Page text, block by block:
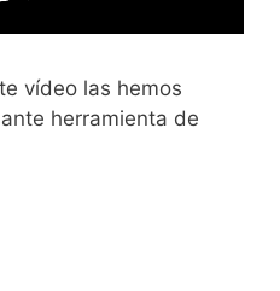
vídeo las hemos
herramienta de